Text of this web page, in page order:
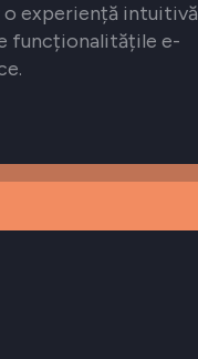
experiență intuitivă
funcționalitățile e-